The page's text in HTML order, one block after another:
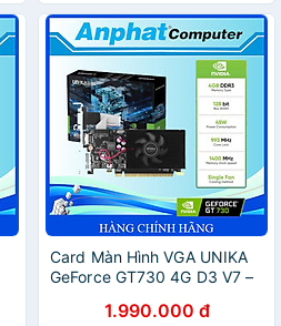
Card Màn Hình VGA UNIKA
GeForce GT730 4G D3 V7 –
1.990.000 đ